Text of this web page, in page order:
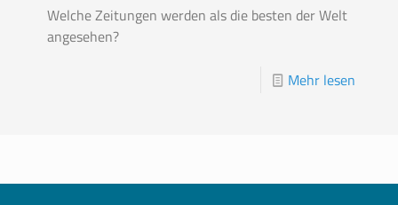
Welche Zeitungen werden als die besten der Welt
angesehen?
Mehr lesen